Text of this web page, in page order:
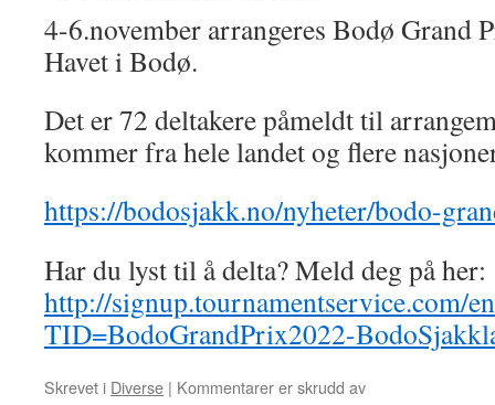
4-6.november arrangeres Bodø Grand
Havet i Bodø.
Det er 72 deltakere påmeldt til
kommer fra hele landet og flere
https://bodosjakk.no/nyheter/bodo-
Har du lyst til å delta? Meld deg på her:
http://signup.tournamentservice.com/
TID=BodoGrandPrix2022-
Skrevet i Diverse | Kommentarer er skrudd avfor